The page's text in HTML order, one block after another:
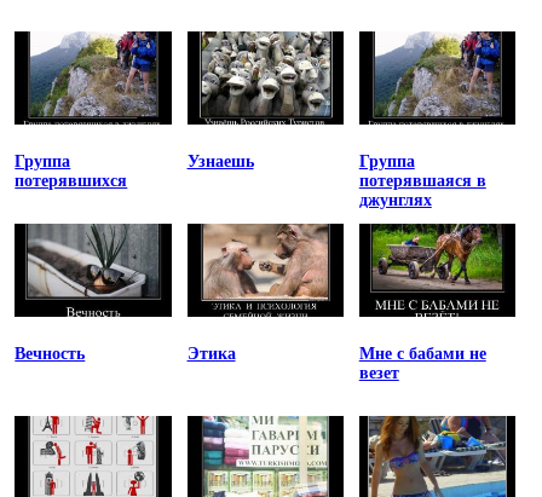
Группа
потерявшихся
Узнаешь
Группа
потерявшаяся в
джунглях
Вечность Этика
Мне с бабами не
везет